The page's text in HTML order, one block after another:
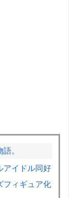
。
アイドル同好
フィギュア化